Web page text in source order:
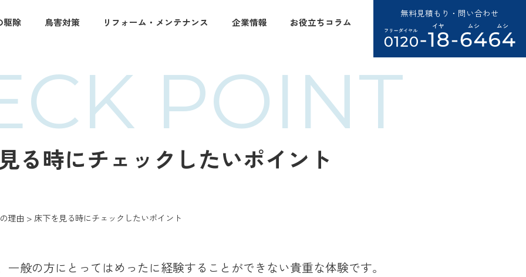
駆除 鳥害対策 リフォーム・メンテナンス 企業情報 お役立ちコラム
無料見積もり・問い合わせ
POINT
る時にチェックしたいポイント
理由 > 床下を見る時にチェックしたいポイント
一般の方にとってはめったに経験することができない貴重な体験です。